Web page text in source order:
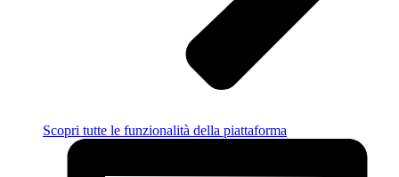
Scopri tutte le funzionalità della piattaforma